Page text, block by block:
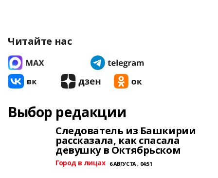
Читайте нас
Выбор редакции
Следователь из Башкирии
рассказала, как спасала
девушку в Октябрьском
Город в лицах 6 АВГУСТА , 04:51